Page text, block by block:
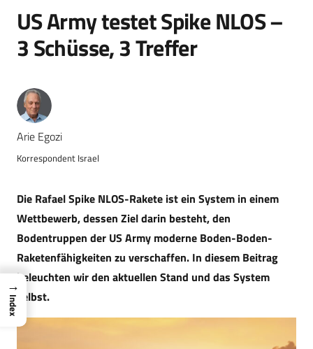
US Army testet Spike NLOS –
3 Schüsse, 3 Treffer
Arie Egozi
Korrespondent Israel
Die Rafael Spike NLOS-Rakete ist ein System in einem
Wettbewerb, dessen Ziel darin besteht, den
Bodentruppen der US Army moderne Boden-Boden-
Raketenfähigkeiten zu verschaffen. In diesem Beitrag
beleuchten wir den aktuellen Stand und das System
selbst.
→
Index